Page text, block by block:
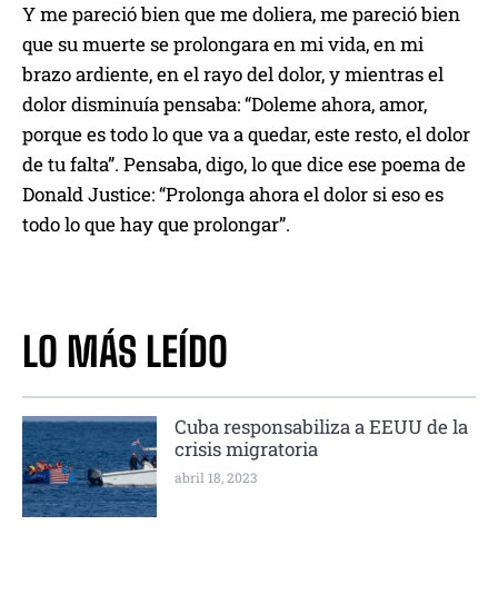
Y me pareció bien que me doliera, me pareció bien
que su muerte se prolongara en mi vida, en mi
brazo ardiente, en el rayo del dolor, y mientras el
dolor disminuía pensaba: “Doleme ahora, amor,
porque es todo lo que va a quedar, este resto, el dolor
de tu falta”. Pensaba, digo, lo que dice ese poema de
Donald Justice: “Prolonga ahora el dolor si eso es
todo lo que hay que prolongar”.
LO MÁS LEÍDO
Cuba responsabiliza a EEUU de la
crisis migratoria
abril 18, 2023